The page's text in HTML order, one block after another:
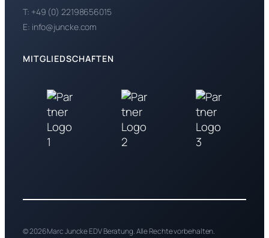
T: +49 (0) 22198656015
E: info@juncke.com
MITGLIEDSCHAFTEN
© 2026 Marc Juncke EDV Beratung. Alle Rechte vorbehalten.